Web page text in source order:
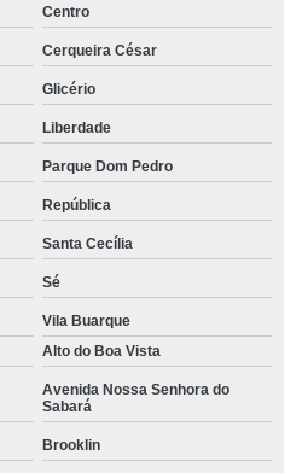
Centro
Cerqueira César
Glicério
Liberdade
Parque Dom Pedro
República
Santa Cecília
Sé
Vila Buarque
Alto do Boa Vista
Avenida Nossa Senhora do
Sabará
Brooklin